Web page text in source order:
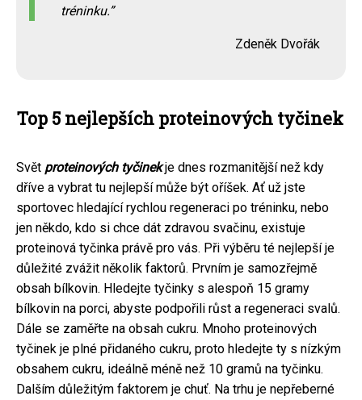
tréninku.
Zdeněk Dvořák
Top 5 nejlepších proteinových tyčinek
Svět proteinových tyčinekje dnes rozmanitější než kdy
dříve a vybrat tu nejlepší může být oříšek. Ať už jste
sportovec hledající rychlou regeneraci po tréninku, nebo
jen někdo, kdo si chce dát zdravou svačinu, existuje
proteinová tyčinka právě pro vás. Při výběru té nejlepší je
důležité zvážit několik faktorů. Prvním je samozřejmě
obsah bílkovin. Hledejte tyčinky s alespoň 15 gramy
bílkovin na porci, abyste podpořili růst a regeneraci svalů.
Dále se zaměřte na obsah cukru. Mnoho proteinových
tyčinek je plné přidaného cukru, proto hledejte ty s nízkým
obsahem cukru, ideálně méně než 10 gramů na tyčinku.
Dalším důležitým faktorem je chuť. Na trhu je nepřeberné